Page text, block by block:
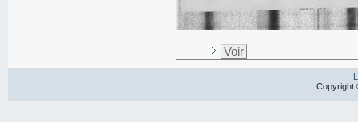
Voir
Copyright